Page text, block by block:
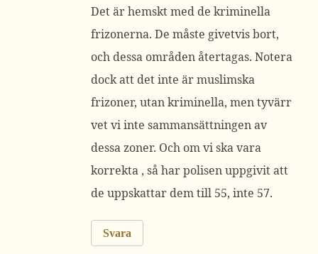
Det är hemskt med de kriminella
frizonerna. De måste givetvis bort,
och dessa områden återtagas. Notera
dock att det inte är muslimska
frizoner, utan kriminella, men tyvärr
vet vi inte sammansättningen av
dessa zoner. Och om vi ska vara
korrekta , så har polisen uppgivit att
de uppskattar dem till 55, inte 57.
Svara